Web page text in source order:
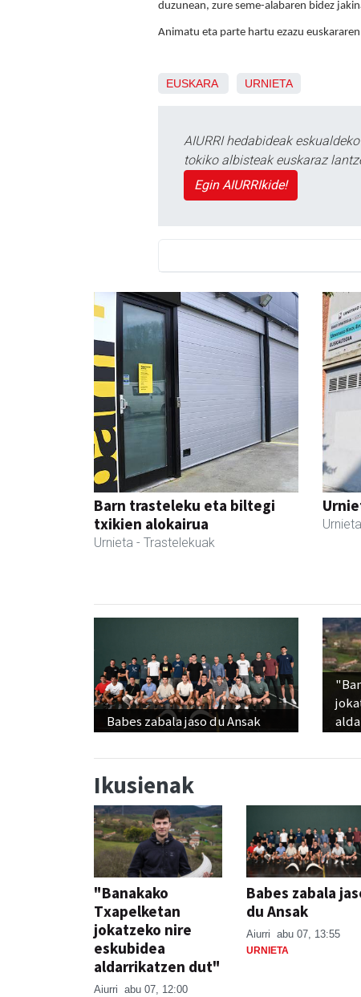
duzunean, zure seme-alabaren bidez
Animatu eta parte hartu ezazu
EUSKARA URNIETA
AIURRI hedabideak
tokiko albisteak euskaraz
Egin AIURRIkide!
Barn trasteleku eta biltegi
txikien alokairua
Urnieta - Trastelekuak
Urnieta
Babes zabala jaso du Ansak
Ikusienak
"Banakako
Txapelketan
jokatzeko nire
eskubidea
aldarrikatzen dut"
Aiurri abu 07, 12:00
Babes zabala
du Ansak
Aiurri abu 07, 13:55
URNIETA